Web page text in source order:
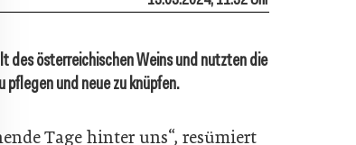
des österreichischen Weins und nutzten die
pflegen und neue zu knüpfen.
Tage hinter uns“, resümiert